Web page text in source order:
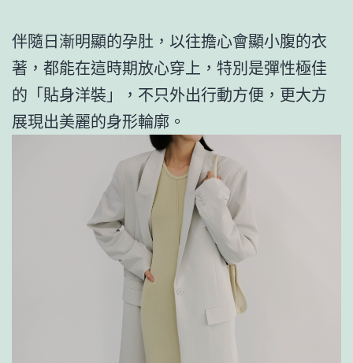
伴隨日漸明顯的孕肚，以往擔心會顯小腹的衣
著，都能在這時期放心穿上，特別是彈性極佳
的「貼身洋裝」，不只外出行動方便，更大方
展現出美麗的身形輪廓。